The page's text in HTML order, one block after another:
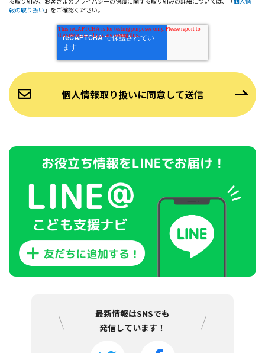
報の取り扱い 」をご確認ください。
最新情報はSNSでも
発信しています！